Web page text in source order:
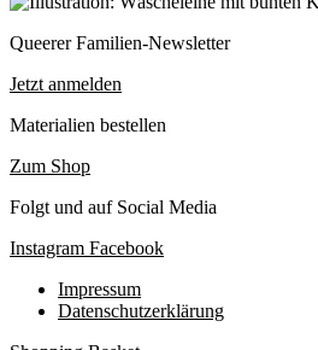
Queerer Familien-Newsletter
Jetzt anmelden
Materialien bestellen
Zum Shop
Folgt und auf Social Media
Instagram Facebook
Impressum
Datenschutzerklärung